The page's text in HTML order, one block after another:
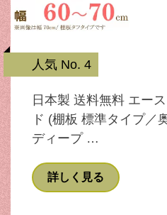
人気 No. 4
日本製 送料無料 エー
ド (棚板 標準タイプ／
ディープ …
詳しく見る